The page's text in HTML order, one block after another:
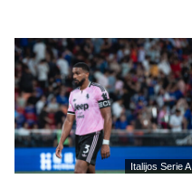
Italijos Serie A